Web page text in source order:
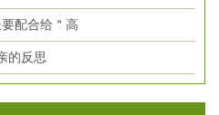
配合给＂高
的反思